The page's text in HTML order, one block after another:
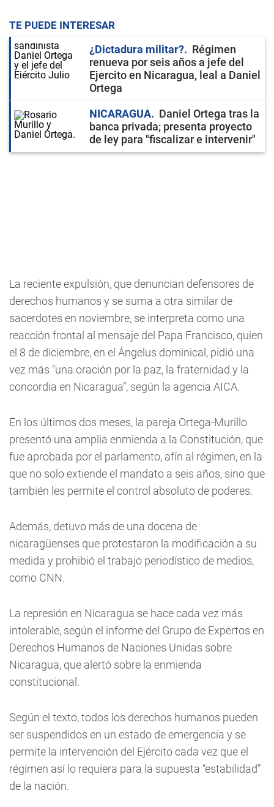
TE PUEDE INTERESAR
¿Dictadura militar?
Régimen
renueva por seis años a jefe del
Ejercito en Nicaragua, leal a Daniel
Ortega
NICARAGUA
Daniel Ortega tras la
banca privada; presenta proyecto
de ley para "fiscalizar e intervenir"
La reciente expulsión, que denuncian defensores de
derechos humanos y se suma a otra similar de
sacerdotes en noviembre, se interpreta como una
reacción frontal al mensaje del Papa Francisco, quien
el 8 de diciembre, en el Ángelus dominical, pidió una
vez más “una oración por la paz, la fraternidad y la
concordia en Nicaragua”, según la agencia AICA.
En los últimos dos meses, la pareja Ortega-Murillo
presentó una amplia enmienda a la Constitución, que
fue aprobada por el parlamento, afín al régimen, en la
que no solo extiende el mandato a seis años, sino que
también les permite el control absoluto de poderes.
Además, detuvo más de una docena de
nicaragüenses que protestaron la modificación a su
medida y prohibió el trabajo periodístico de medios,
como CNN.
La represión en Nicaragua se hace cada vez más
intolerable, según el informe del Grupo de Expertos en
Derechos Humanos de Naciones Unidas sobre
Nicaragua, que alertó sobre la enmienda
constitucional.
Según el texto, todos los derechos humanos pueden
ser suspendidos en un estado de emergencia y se
permite la intervención del Ejército cada vez que el
régimen así lo requiera para la supuesta “estabilidad”
de la nación.